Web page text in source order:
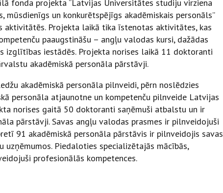
fonda projekta “Latvijas Universitātes studiju virziena
un konkurētspējīgs akadēmiskais personāls”
Projekta laikā tika īstenotas aktivitātes, kas
paaugstināšu – angļu valodas kursi, dažādas
izglītības iestādēs. Projekta norises laikā 11 doktoranti
akadēmiskā personāla pārstāvji.
akadēmiskā personāla pilnveidi, pērn noslēdzies
personāla atjaunotne un kompetenču pilnveide Latvijas
norises gaitā 50 doktoranti saņēmuši atbalstu un ir
pārstāvji. Savas angļu valodas prasmes ir pilnveidojuši
91 akadēmiskā personāla pārstāvis ir pilnveidojis savas
Piedaloties specializētajās mācībās,
profesionālās kompetences.